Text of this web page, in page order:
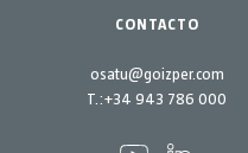
osatu@goizper.com
T.:+34 943 786 000
CONTACTO